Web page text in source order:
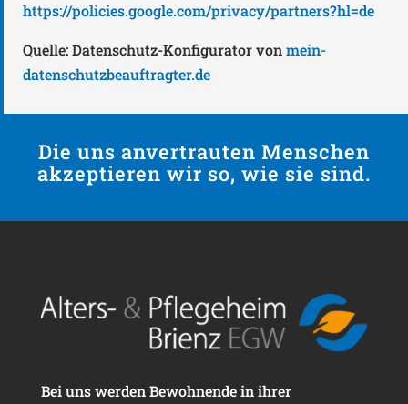
https://policies.google.com/privacy/partners?hl=de
Quelle: Datenschutz-Konfigurator vonmein-
datenschutzbeauftragter.de
Die uns anvertrauten Menschen
akzeptieren wir so, wie sie sind.
Bei uns werden Bewohnende in ihrer